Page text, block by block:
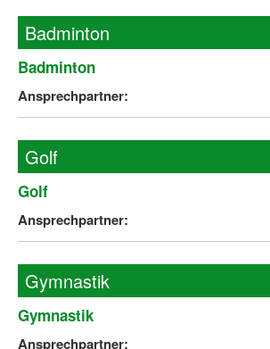
Mini-Sportabzeichen
Sportgutschein 4.0
SportartCheck
Sport vor Ort
Integration durch Sport
NRW bewegt seine KINDER!
Bewegt zu Hause
Bewegt ÄLTER werden in NRW!
Badminton
Badminton
Ansprechpartner:
Golf
Golf
Ansprechpartner:
Gymnastik
Gymnastik
Ansprechpartner: